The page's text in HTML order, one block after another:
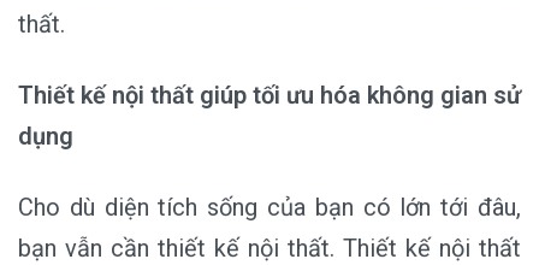
thất.
Thiết kế nội thất giúp tối ưu hóa không gian sử
dụng
Cho dù diện tích sống của bạn có lớn tới đâu,
bạn vẫn cần thiết kế nội thất. Thiết kế nội thất